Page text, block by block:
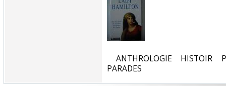
ANTHROLOGIE HISTOIR
PARADES‎